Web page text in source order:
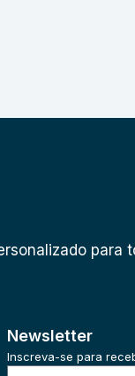
para
Newsletter
Inscreva-se para